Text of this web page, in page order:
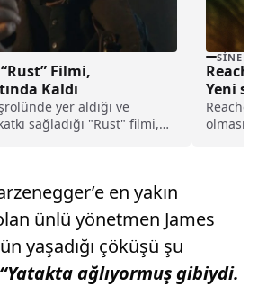
Filmi,
Kaldı
yer aldığı ve
sağladığı "Rust" filmi,
Yeni
olması
en yakın
ünlü yönetmen James
yaşadığı çöküşü şu
“Yatakta ağlıyormuş gibiydi.